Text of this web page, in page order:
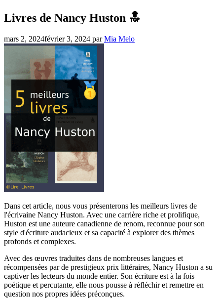
Livres de Nancy Huston 🔝
mars 2, 2024février 3, 2024 parMia Melo
Dans cet article, nous vous présenterons les meilleurs livres de
l'écrivaine Nancy Huston. Avec une carrière riche et prolifique,
Huston est une auteure canadienne de renom, reconnue pour son
style d'écriture audacieux et sa capacité à explorer des thèmes
profonds et complexes.
Avec des œuvres traduites dans de nombreuses langues et
récompensées par de prestigieux prix littéraires, Nancy Huston a su
captiver les lecteurs du monde entier. Son écriture est à la fois
poétique et percutante, elle nous pousse à réfléchir et remettre en
question nos propres idées préconçues.